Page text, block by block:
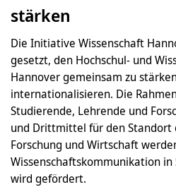
stärken
Die Initiative Wissenschaft
gesetzt, den Hochschul- und
Hannover gemeinsam zu
internationalisieren. Die
Studierende, Lehrende und
und Drittmittel für den Standort
Forschung und Wirtschaft
Wissenschaftskommunikation
wird gefördert.